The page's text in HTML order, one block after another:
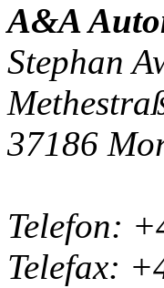
A&A
Stephan
37186
Telefon:
Telefax: